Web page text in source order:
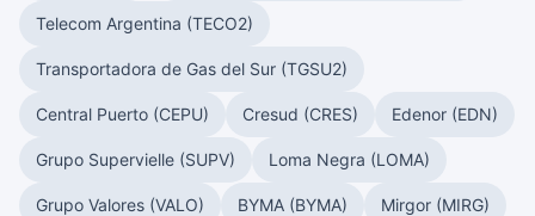
Telecom Argentina (TECO2)
Transportadora de Gas del Sur (TGSU2)
Central Puerto (CEPU) Cresud (CRES) Edenor (EDN)
Grupo Supervielle (SUPV) Loma Negra (LOMA)
Grupo Valores (VALO) BYMA (BYMA) Mirgor (MIRG)